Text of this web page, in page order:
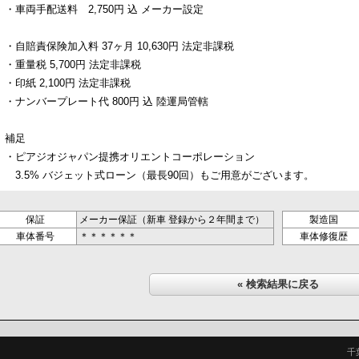
・車両手配送料 2,750円 込 メーカー設定
・自賠責保険加入料 37ヶ月 10,630円 法定非課税
・重量税 5,700円 法定非課税
・印紙 2,100円 法定非課税
・ナンバープレート代 800円 込 陸運局管轄
補足
・ピアジオジャパン提携オリエントコーポレーション
3.5% バジェット式ローン（最長90回）もご用意がございます。
保証
メーカー保証（新車 登録から２年間まで）
車体番号
＊＊＊＊＊＊
製造国
車体修復歴
« 検索結果に戻る
千